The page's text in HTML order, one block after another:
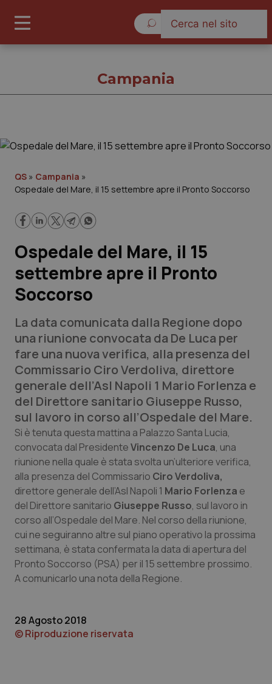
Cronache
Lavoro e Professioni
Scienza e Farmaci
Studi e Analisi
Lettere al direttore
Edizioni Regionali
QS Pro
Professionisti Sanitari.AI
Abruzzo
Basilicata
Calabria
Campania
Emilia-Romagna
QS Pro Gold
Artrite & artrosi
Asma & BPCO
Car-T
Colesterolo & coronaropatie
QS Club Newsletter
Campania
QS » Campania »
Ospedale del Mare, il 15 settembre apre il Pronto Soccorso
Ospedale del Mare, il 15
settembre apre il Pronto
Soccorso
La data comunicata dalla Regione dopo
una riunione convocata da De Luca per
fare una nuova verifica, alla presenza del
Commissario Ciro Verdoliva, direttore
generale dell’Asl Napoli 1 Mario Forlenza e
del Direttore sanitario Giuseppe Russo,
sul lavoro in corso all’Ospedale del Mare.
Si è tenuta questa mattina a Palazzo Santa Lucia,
convocata dal PresidenteVincenzo De Luca, una
riunione nella quale è stata svolta un’ulteriore verifica,
alla presenza del Commissario Ciro Verdoliva,
direttore generale dell’Asl Napoli 1 Mario Forlenza e
del Direttore sanitario Giuseppe Russo, sul lavoro in
corso all’Ospedale del Mare. Nel corso della riunione,
cui ne seguiranno altre sul piano operativo la prossima
settimana, è stata confermata la data di apertura del
Pronto Soccorso (PSA) per il 15 settembre prossimo.
A comunicarlo una nota della Regione.
28 Agosto 2018
© Riproduzione riservata